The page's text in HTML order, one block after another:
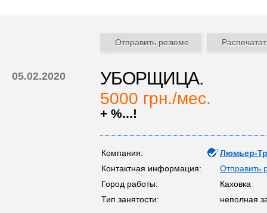
Отправить резюме
05.02.2020 УБОРЩИЦА.
5000 грн./мес.
+ %...!
Компания:
Люмьер-
Контактная информация:
Отправить
Город работы:
Каховка
Тип занятости:
неполная